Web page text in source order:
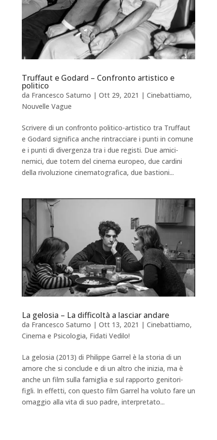
Truffaut e Godard – Confronto artistico e
politico
da Francesco Saturno | Ott 29, 2021 | Cinebattiamo,
Nouvelle Vague
Scrivere di un confronto politico-artistico tra Truffaut
e Godard significa anche rintracciare i punti in comune
e i punti di divergenza tra i due registi. Due amici-
nemici, due totem del cinema europeo, due cardini
della rivoluzione cinematografica, due bastioni...
La gelosia – La difficoltà a lasciar andare
da Francesco Saturno | Ott 13, 2021 | Cinebattiamo,
Cinema e Psicologia, Fidati Vedilo!
La gelosia (2013) di Philippe Garrel è la storia di un
amore che si conclude e di un altro che inizia, ma è
anche un film sulla famiglia e sul rapporto genitori-
figli. In effetti, con questo film Garrel ha voluto fare un
omaggio alla vita di suo padre, interpretato...